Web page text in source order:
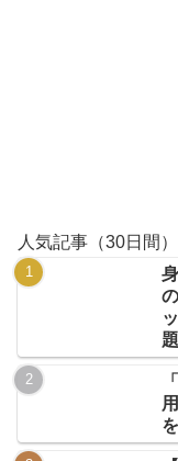
人気記事（30日間）
題